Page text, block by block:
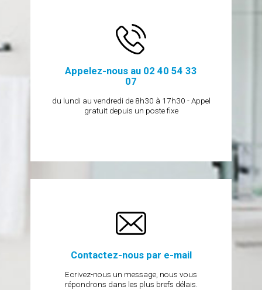
Appelez-nous au 02 40 54 33
07
du lundi au vendredi de 8h30 à 17h30 - Appel
gratuit depuis un poste fixe
Contactez-nous par e-mail
Ecrivez-nous un message, nous vous
répondrons dans les plus brefs délais.